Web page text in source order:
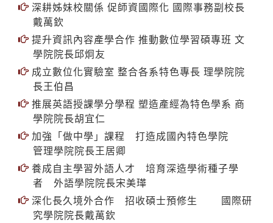
深耕姊妹校關係 促師資國際化 國際事務副校長
戴萬欽
提升資訊內容產學合作 推動數位學習碩專班 文
學院院長邱炯友
成立數位化實驗室 整合各系特色專長 理學院院
長王伯昌
推展英語授課學分學程 塑造產經為特色學系 商
學院院長胡宜仁
加強「做中學」課程 打造成國內特色學院
管理學院院長王居卿
養成自主學習外語人才 培育深造學術種子學
者 外語學院院長宋美璍
深化長久境外合作 招收碩士預修生 國際研
究學院院長戴萬欽